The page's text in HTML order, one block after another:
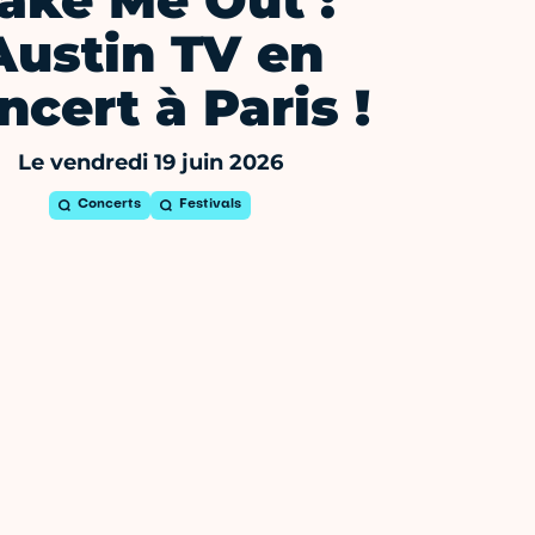
TV en
à Paris !
Le vendredi 19 juin 2026
Concerts Festivals